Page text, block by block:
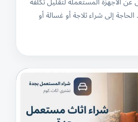
الأجهزة المستعملة لتقليل تكلفة
إلى شراء ثلاجة أو غسالة أو